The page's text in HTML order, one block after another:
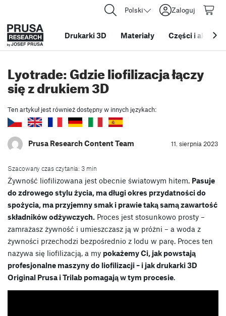
Polski Zaloguj
Drukarki 3D Materiały Części i
Lyotrade: Gdzie liofilizacja łączy
się z drukiem 3D
Ten artykuł jest również dostępny w innych językach:
Prusa Research Content Team 11. sierpnia 2023
Szacowany czas czytania: 3 min
Żywność liofilizowana jest obecnie światowym hitem. Pasuje
do zdrowego stylu życia, ma długi okres przydatności do
spożycia, ma przyjemny smak i prawie taką samą zawartość
składników odżywczych. Proces jest stosunkowo prosty –
zamrażasz żywność i umieszczasz ją w próżni – a woda z
żywności przechodzi bezpośrednio z lodu w parę. Proces ten
nazywa się liofilizacją, a my pokażemy Ci, jak powstają
profesjonalne maszyny do liofilizacji – i jak drukarki 3D
Original Prusa i Trilab pomagają w tym procesie.